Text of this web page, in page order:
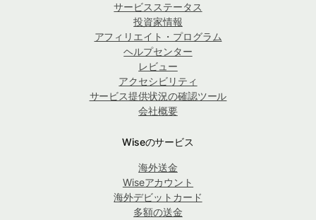
サービスステータス
投資家情報
アフィリエイト・プログラム
ヘルプセンター
レビュー
アクセシビリティ
サービス提供状況の確認ツール
会社概要
Wiseのサービス
海外送金
Wiseアカウント
海外デビットカード
多額の送金